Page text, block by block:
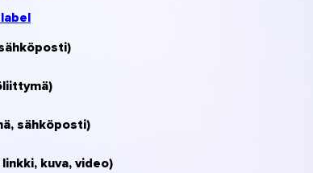
sähköposti)
kuva, video)